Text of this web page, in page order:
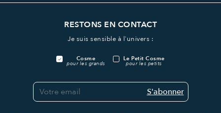
RESTONS EN CONTACT
Je suis sensible à l'univers :
Cosme
pour les grands
Le Petit Cosme
pour les petits
S'abonner